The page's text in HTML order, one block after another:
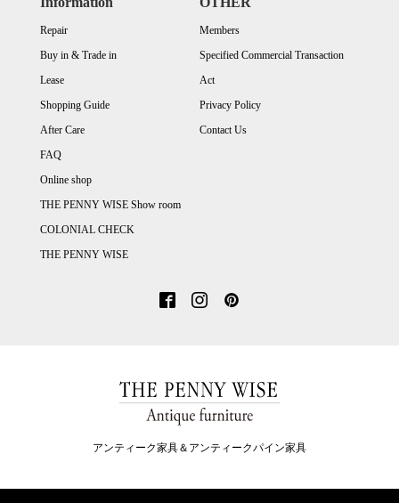
Repair
Buy in & Trade in
Lease
Shopping Guide
After Care
FAQ
Online shop
THE PENNY WISE Show room
COLONIAL CHECK
THE PENNY WISE
Members
Specified Commercial Transaction
Act
Privacy Policy
Contact Us
アンティーク家具＆アンティークパイン家具